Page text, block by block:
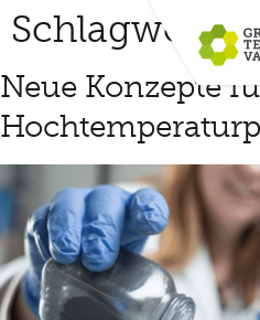
Schlagwort:
Neue Konzepte